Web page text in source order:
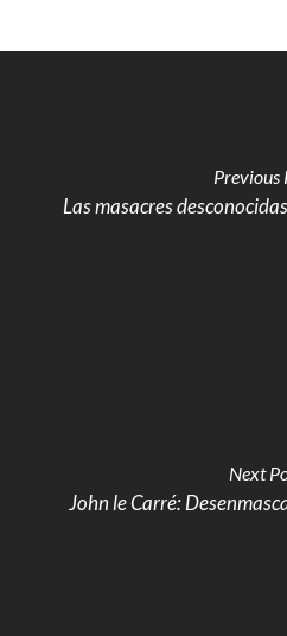
Previous
Las masacres
Next
John le Carré: